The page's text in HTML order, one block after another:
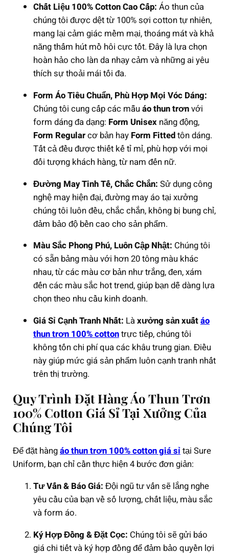
Chất Liệu 100% Cotton Cao Cấp: Áo thun của
chúng tôi được dệt từ 100% sợi cotton tự nhiên,
mang lại cảm giác mềm mại, thoáng mát và khả
năng thấm hút mồ hôi cực tốt. Đây là lựa chọn
hoàn hảo cho làn da nhạy cảm và những ai yêu
thích sự thoải mái tối đa.
Form Áo Tiêu Chuẩn, Phù Hợp Mọi Vóc Dáng:
Chúng tôi cung cấp các mẫuáo thun trơnvới
form dáng đa dạng: Form Unisex năng động,
Form Regularcơ bản hay Form Fittedtôn dáng.
Tất cả đều được thiết kế tỉ mỉ, phù hợp với mọi
đối tượng khách hàng, từ nam đến nữ.
Đường May Tinh Tế, Chắc Chắn: Sử dụng công
nghệ may hiện đại, đường may áo tại xưởng
chúng tôi luôn đều, chắc chắn, không bị bung chỉ,
đảm bảo độ bền cao cho sản phẩm.
Màu Sắc Phong Phú, Luôn Cập Nhật: Chúng tôi
có sẵn bảng màu với hơn 20 tông màu khác
nhau, từ các màu cơ bản như trắng, đen, xám
đến các màu sắc hot trend, giúp bạn dễ dàng lựa
chọn theo nhu cầu kinh doanh.
Giá Sỉ Cạnh Tranh Nhất: Làxưởng sản xuấtáo
thun trơn 100% cottontrực tiếp, chúng tôi
không tốn chi phí qua các khâu trung gian. Điều
này giúp mức giá sản phẩm luôn cạnh tranh nhất
trên thị trường.
Quy Trình Đặt Hàng Áo Thun Trơn
100% Cotton Giá Sỉ Tại Xưởng Của
Chúng Tôi
Để đặt hàngáo thun trơn 100% cotton giá sỉtại Sure
Uniform, bạn chỉ cần thực hiện 4 bước đơn giản:
Tư Vấn & Báo Giá: Đội ngũ tư vấn sẽ lắng nghe
yêu cầu của bạn về số lượng, chất liệu, màu sắc
và form áo.
Ký Hợp Đồng & Đặt Cọc: Chúng tôi sẽ gửi báo
giá chi tiết và ký hợp đồng để đảm bảo quyền lợi